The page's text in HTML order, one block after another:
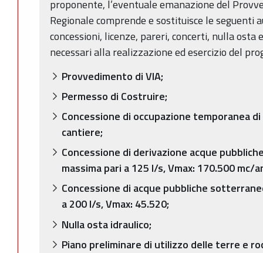
proponente, l’eventuale emanazione del
Regionale comprende e sostituisce le seguenti
concessioni, licenze, pareri, concerti, nulla osta
necessari alla realizzazione ed esercizio del
Provvedimento di VIA;
Permesso di Costruire;
Concessione di occupazione temporanea
cantiere;
Concessione di derivazione acque
massima pari a 125 l/s, Vmax: 170.500 mc/
Concessione di acque pubbliche
a 200 l/s, Vmax: 45.520;
Nulla osta idraulico;
Piano preliminare di utilizzo delle terre e